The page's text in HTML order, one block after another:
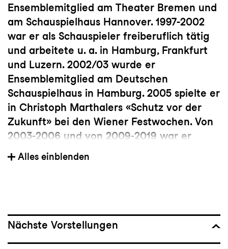
Ensemblemitglied am Theater Bremen und
am Schauspielhaus Hannover. 1997-2002
war er als Schauspieler freiberuflich tätig
und arbeitete u. a. in Hamburg, Frankfurt
und Luzern. 2002/03 wurde er
Ensemblemitglied am Deutschen
Schauspielhaus in Hamburg. 2005 spielte er
in Christoph Marthalers «Schutz vor der
Zukunft» bei den Wiener Festwochen. Von
2003-2006 und von 2009-2019 war er
Ensemblemitglied am Schauspielhaus
Zürich. Gastengagements führten ihn
Alles einblenden
Nächste Vorstellungen